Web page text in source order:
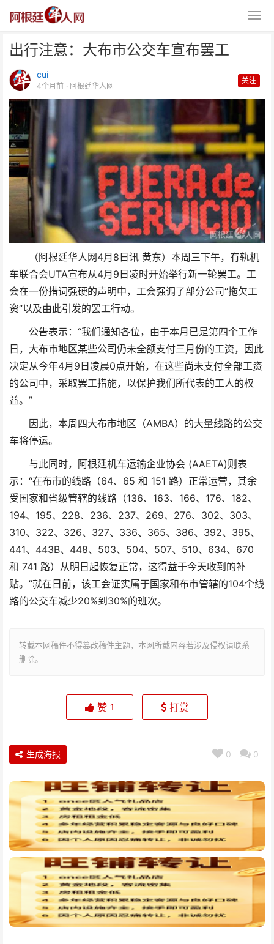
出行注意：大布市公交车宣布罢工
cui
4个月前 · 阿根廷华人网
关注
（阿根廷华人网4月8日讯 黄东）本周三下午，有轨机
车联合会UTA宣布从4月9日凌时开始举行新一轮罢工。工
会在一份措词强硬的声明中，工会强调了部分公司“拖欠工
资”以及由此引发的罢工行动。
公告表示：“我们通知各位，由于本月已是第四个工作
日，大布市地区某些公司仍未全额支付三月份的工资，因此
决定从今年4月9日凌晨0点开始，在这些尚未支付全部工资
的公司中，采取罢工措施，以保护我们所代表的工人的权
益。”
因此，本周四大布市地区（AMBA）的大量线路的公交
车将停运。
与此同时，阿根廷机车运输企业协会 (AAETA)则表
示：“在布市的线路（64、65 和 151 路）正常运营，其余
受国家和省级管辖的线路（136、163、166、176、182、
194、195、228、236、237、269、276、302、303、
310、322、326、327、336、365、386、392、395、
441、443B、448、503、504、507、510、634、670
和 741 路）从明日起恢复正常，这得益于今天收到的补
贴。”就在日前，该工会证实属于国家和布市管辖的104个线
路的公交车减少20%到30%的班次。
转载本网稿件不得篡改稿件主题，本网所载内容若涉及侵权请联系
删除。
出行注意：大布市公交车宣布罢工
赞 1 打赏
0 0
生成海报